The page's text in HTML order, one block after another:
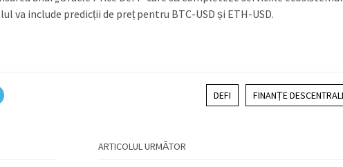
va include predicții de preț pentru BTC-USD și ETH-USD.
DEFI FINANȚE
ARTICOLUL URMĂTOR